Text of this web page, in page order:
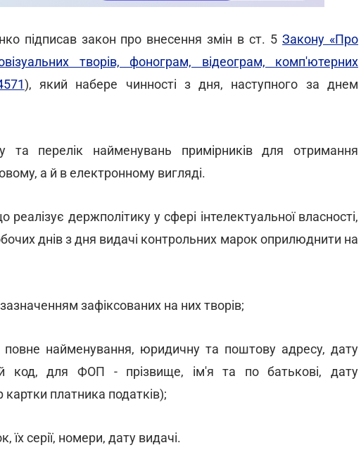
підписав закон про внесення змін в ст. 5Закону «Про
творів, фонограм, відеограм, комп'ютерних
), який набере чинності з дня, наступного за днем
та перелік найменувань примірників для отримання
а й в електронному вигляді.
держполітику у сфері інтелектуальної власності,
днів з дня видачі контрольних марок оприлюднити на
зафіксованих на них творів;
найменування, юридичну та поштову адресу, дату
код, для ФОП - прізвище, ім'я та по батькові, дату
платника податків);
їх серії, номери, дату видачі.